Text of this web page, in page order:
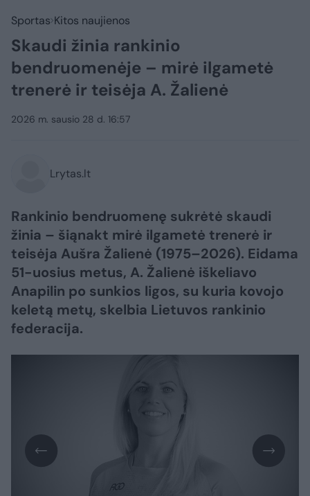
Sportas Kitos naujienos
Skaudi žinia rankinio
bendruomenėje – mirė ilgametė
trenerė ir teisėja A. Žalienė
2026 m. sausio 28 d. 16:57
Lrytas.lt
Rankinio bendruomenę sukrėtė skaudi
žinia – šiąnakt mirė ilgametė trenerė ir
teisėja Aušra Žalienė (1975–2026). Eidama
51-uosius metus, A. Žalienė iškeliavo
Anapilin po sunkios ligos, su kuria kovojo
keletą metų, skelbia Lietuvos rankinio
federacija.